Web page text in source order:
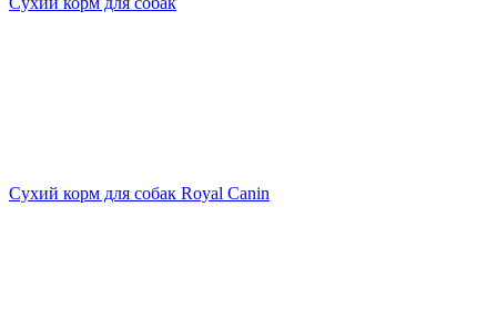
Сухий корм для собак Royal Canin